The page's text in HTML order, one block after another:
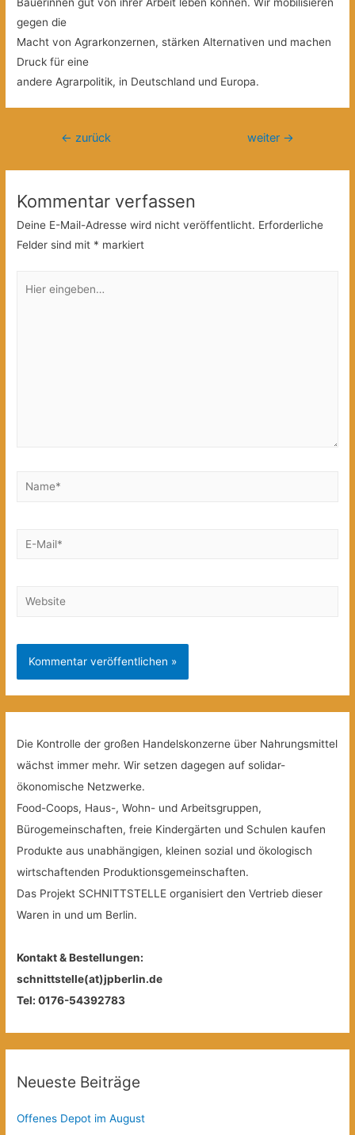
gegen die
Macht von Agrarkonzernen, stärken Alternativen und machen
Druck für eine
andere Agrarpolitik, in Deutschland und Europa.
Beitragsnavigation
← zurück weiter →
Kommentar verfassen
Deine E-Mail-Adresse wird nicht veröffentlicht. Erforderliche
Felder sind mit * markiert
eingeben…
Name*
E-
Website
Die Kontrolle der großen Handelskonzerne über Nahrungsmittel
wächst immer mehr. Wir setzen dagegen auf solidar-
ökonomische Netzwerke.
Food-Coops, Haus-, Wohn- und Arbeitsgruppen,
Bürogemeinschaften, freie Kindergärten und Schulen kaufen
Produkte aus unabhängigen, kleinen sozial und ökologisch
wirtschaftenden Produktionsgemeinschaften.
Das Projekt SCHNITTSTELLE organisiert den Vertrieb dieser
Waren in und um Berlin.
Kontakt & Bestellungen:
schnittstelle(at)jpberlin.de
Tel: 0176-54392783
Neueste Beiträge
Offenes Depot im August